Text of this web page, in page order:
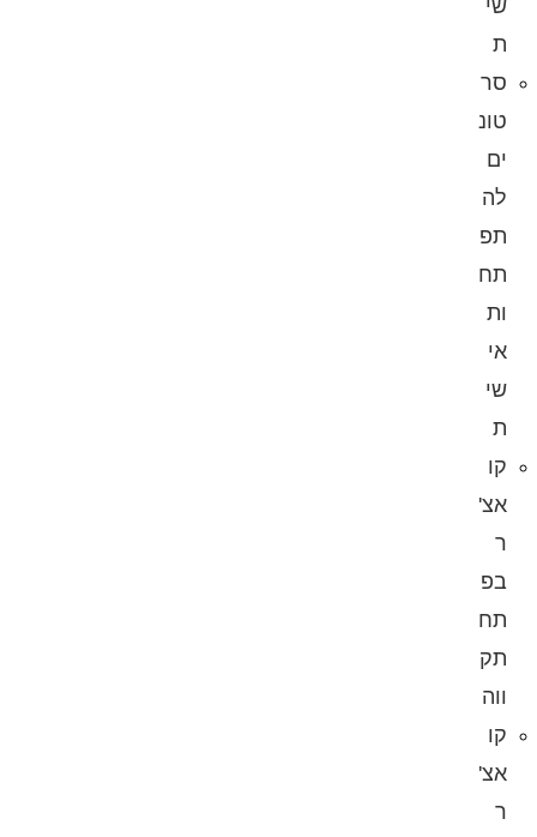
שי
ת
סר
טונ
ים
לה
תפ
תח
ות
אי
שי
ת
קו
אצ'
ר
בפ
תח
תק
ווה
קו
אצ'
ר